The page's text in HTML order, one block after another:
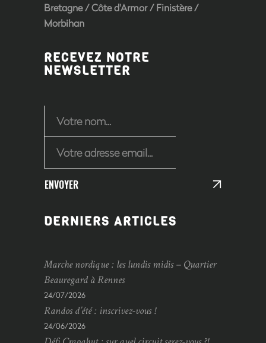
Bretagne/Côte d'Armor/Finistère/
Morbihan
RECEVEZ NOTRE
NEWSLETTER
ENVOYER
DERNIERS ARTICLES
Marche nordique : les lundis midis – Quartier
Beauregard à Rennes
24/07/2026
Randos d’été : inscrivez-vous !
24/06/2026